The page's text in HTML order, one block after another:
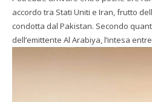
accordo tra Stati Uniti e Iran, frutto
condotta dal Pakistan. Secondo
dell’emittente Al Arabiya, l’intesa